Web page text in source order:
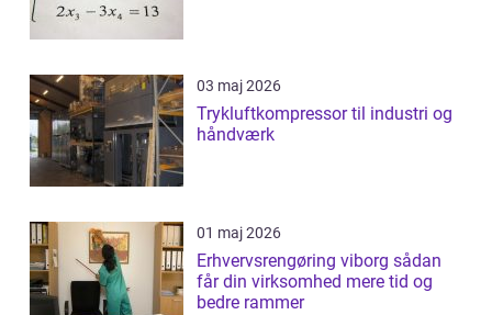
03 maj 2026
Trykluftkompressor til industri og
håndværk
01 maj 2026
Erhvervsrengøring viborg sådan
får din virksomhed mere tid og
bedre rammer